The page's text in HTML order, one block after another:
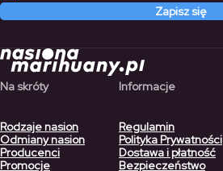
Zapisz się
Na skróty
Rodzaje nasion
Odmiany nasion
Producenci
Promocje
Informacje
Regulamin
Polityka Prywatności
Dostawa i płatność
Bezpieczeństwo